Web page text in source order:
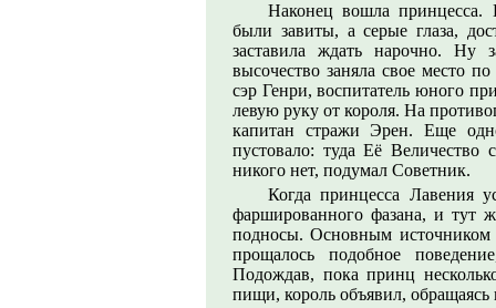
Наконец вошла принцесса.
были завиты, а серые глаза,
заставила ждать нарочно. Ну
высочество заняла свое место
сэр Генри, воспитатель юного
левую руку от короля. На
капитан стражи Эрен. Еще
пустовало: туда Её Величество
никого нет, подумал Советник.
Когда принцесса Лавения
фаршированного фазана, и тут
подносы. Основным
прощалось подобное
Подождав, пока принц
пищи, король объявил, обращаясь